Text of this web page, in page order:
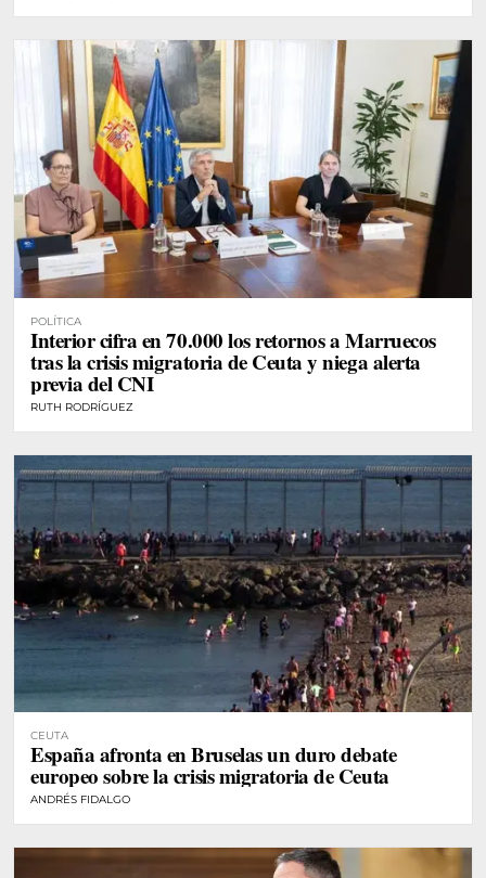
POLÍTICA
Interior cifra en 70.000 los retornos a Marruecos
tras la crisis migratoria de Ceuta y niega alerta
previa del CNI
RUTH RODRÍGUEZ
CEUTA
España afronta en Bruselas un duro debate
europeo sobre la crisis migratoria de Ceuta
ANDRÉS FIDALGO